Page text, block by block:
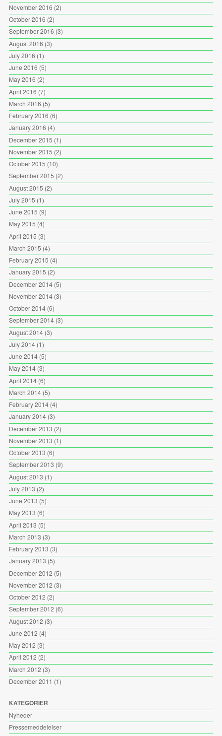
November 2016 (2)
October 2016 (2)
September 2016 (3)
August 2016 (3)
July 2016 (1)
June 2016 (5)
May 2016 (2)
April 2016 (7)
March 2016 (5)
February 2016 (6)
January 2016 (4)
December 2015 (1)
November 2015 (2)
October 2015 (10)
September 2015 (2)
August 2015 (2)
July 2015 (1)
June 2015 (9)
May 2015 (4)
April 2015 (3)
March 2015 (4)
February 2015 (4)
January 2015 (2)
December 2014(5)
November 2014(3)
October 2014(6)
September 2014(3)
August 2014(3)
July 2014(1)
June 2014(5)
May 2014(3)
April 2014(6)
March 2014(5)
February 2014(4)
January 2014(3)
December 2013 (2)
November 2013 (1)
October 2013 (6)
September 2013 (9)
August 2013 (1)
July 2013 (2)
June 2013 (5)
May 2013 (6)
April 2013 (5)
March 2013 (3)
February 2013 (3)
January 2013 (5)
December 2012 (5)
November 2012 (3)
October 2012 (2)
September 2012 (6)
August 2012 (3)
June 2012 (4)
May 2012 (3)
April 2012 (2)
March 2012 (3)
December 2011 (1)
KATEGORIER
Nyheder
Pressemeddelelser